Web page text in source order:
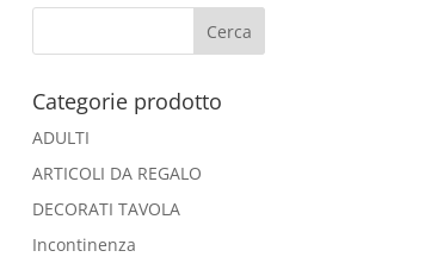
Categorie prodotto
ADULTI
ARTICOLI DA REGALO
DECORATI TAVOLA
Incontinenza